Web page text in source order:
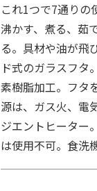
これ1つで7通りの
沸かす、煮る、茹
る。具材や油が飛
ド式のガラスフタ
素樹脂加工。フタ
源は、ガス火、電
ジエントヒーター
は使用不可。食洗